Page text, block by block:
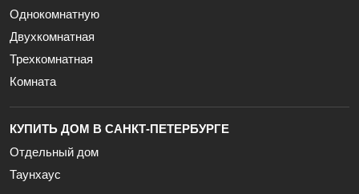
Однокомнатную
Двухкомнатная
Трехкомнатная
Комната
КУПИТЬ ДОМ В САНКТ-ПЕТЕРБУРГЕ
Отдельный дом
Таунхаус